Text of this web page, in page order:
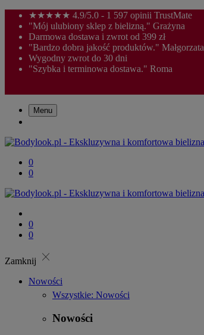
★★★★★ 4.9/5.0 - 1 597 opinii TrustMate
"Mój ulubiony sklep z bielizną." Grażyna
Darmowa dostawa i zwrot od 399 zł
"Bardzo dobra jakość produktów." Małgorzata
Wygodny zwrot do 30 dni
"Szybka i terminowa dostawa." Roma
Menu
0
0
0
0
Zamknij close
Nowości
Wszystkie: Nowości
Nowości